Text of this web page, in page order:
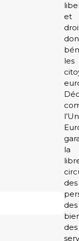
et
les
la
des
des
des